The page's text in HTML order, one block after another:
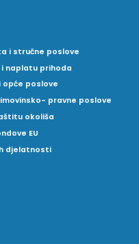
i stručne poslove
i naplatu prihoda
poslove
pravne poslove
okoliša
EU
djelatnosti